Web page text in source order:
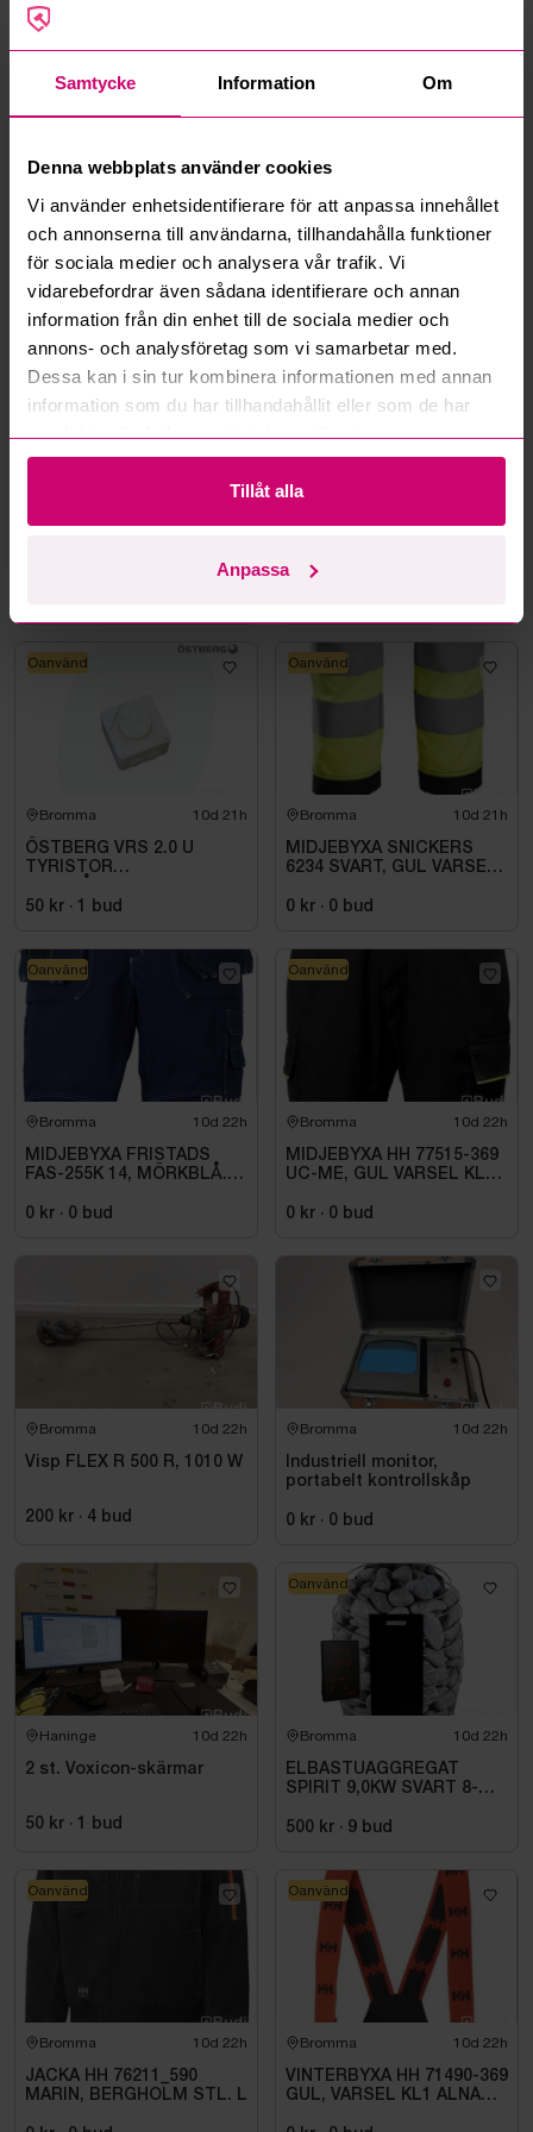
Samtycke Information Om
Denna webbplats använder cookies
Vi använder enhetsidentifierare för att anpassa innehållet
och annonserna till användarna, tillhandahålla funktioner
för sociala medier och analysera vår trafik. Vi
vidarebefordrar även sådana identifierare och annan
information från din enhet till de sociala medier och
annons- och analysföretag som vi samarbetar med.
Dessa kan i sin tur kombinera informationen med annan
information som du har tillhandahållit eller som de har
samlat in när du har använt deras tjänster.
Tillåt alla
Anpassa
Vänersborg 9d 23h
Skåpbil IVECO DAILY
35S14H A8 V -2021 |
DIESEL
25 000 kr
Iveco
Bromma 10d 21h
Parti med diverse elkablar,
kabelvindor och
fördelningscentraler
250 kr ·7 bud
12V-70 UTAN BATTERI
OCH LADDARE
Oanvänd
Bromma 10d 21h
ÖSTBERG VRS 2.0 U
TYRISTOR
50 kr · 1 bud
Oanvänd
Bromma 10d 21h
MIDJEBYXA SNICKERS
6234 SVART, GUL VARSEL
0 kr · 0 bud
Oanvänd
Bromma 10d 22h
MIDJEBYXA FRISTADS
FAS-255K 14, MÖRKBLÅ.
0 kr · 0 bud
Oanvänd
Bromma 10d 22h
MIDJEBYXA HH 77515-369
UC-ME, GUL VARSEL KL1.
0 kr · 0 bud
Oanvänd
Bromma 10d 22h
Visp FLEX R 500 R, 1010 W
200 kr · 4 bud
Bromma 10d 22h
Industriell monitor,
portabelt kontrollskåp
0 kr · 0 bud
Haninge 10d 22h
2 st. Voxicon-skärmar
50 kr · 1 bud
Bromma 10d 22h
ELBASTUAGGREGAT
SPIRIT 9,0KW SVART 8-
INKL. XENIO WIFI
500 kr · 9 bud
Oanvänd
Bromma 10d 22h
JACKA HH 76211_590
MARIN, BERGHOLM STL. L
Oanvänd
Bromma 10d 22h
VINTERBYXA HH 71490-369
GUL, VARSEL KL1 ALNA
Oanvänd